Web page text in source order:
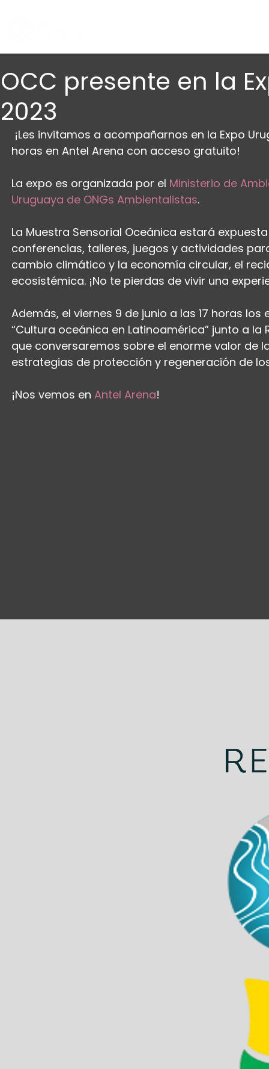
OCC presente en la
2023
horas en Antel Arena con acceso gratuito!
La expo es organizada por el Ministerio de
Uruguaya de ONGs Ambientalistas.
La Muestra Sensorial Oceánica estará
conferencias, talleres, juegos y actividades
cambio climático y la economía circular, el
ecosistémica. ¡No te pierdas de vivir una
Además, el viernes 9 de junio a las 17 horas
“Cultura oceánica en Latinoamérica” junto a
que conversaremos sobre el enorme valor
estrategias de protección y regeneración de
¡Nos vemos en Antel Arena!